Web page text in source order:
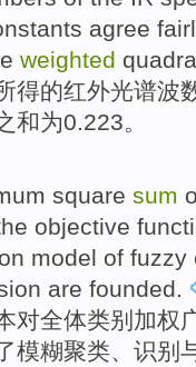
agree
weighted
得的红外光谱波
和为0.223。
square sum
objective
model of fuzzy
are founded
对全体类别加权
模糊聚类 识别